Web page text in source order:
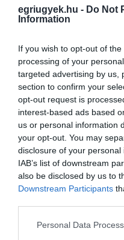
egriugyek.hu - Do Not
Information
If you wish to opt-out of
processing of your
targeted advertising by us,
section to confirm your
opt-out request is
interest-based ads based
us or personal information
your opt-out. You may
disclosure of your
IAB’s list of downstream
also be disclosed by us to
Downstream Participants
Please note that this
Personal Data
Ugyanis ha
Orbán Viktor
rögtön a várból a
vele együtt az
korábban pont a
olyan ötlete, hogy a
decentralizáció
vidéki nagyvárosok
is Debrecen mellett
átköltözne a
lakás, és